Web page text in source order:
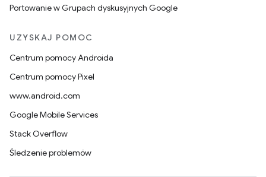
Portowanie w Grupach dyskusyjnych Google
UZYSKAJ POMOC
Centrum pomocy Androida
Centrum pomocy Pixel
www.android.com
Google Mobile Services
Stack Overflow
Śledzenie problemów